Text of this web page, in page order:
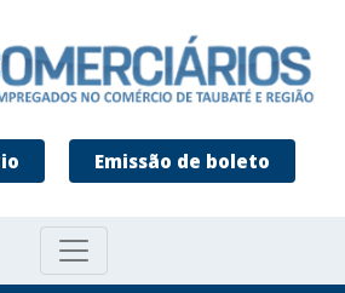
Emissão de boleto